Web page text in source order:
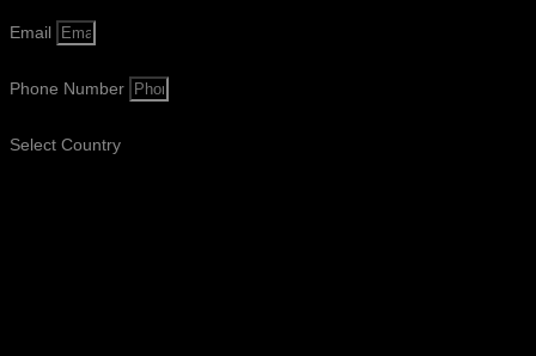
Email
Phone Number
Select Country